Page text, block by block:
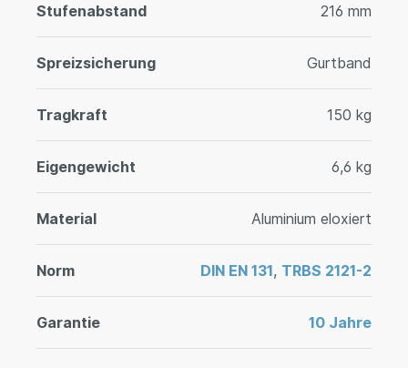
Stufenabstand 216 mm
Spreizsicherung Gurtband
Tragkraft 150 kg
Eigengewicht 6,6 kg
Material Aluminium eloxiert
Norm DIN EN 131, TRBS 2121-2
Garantie 10 Jahre